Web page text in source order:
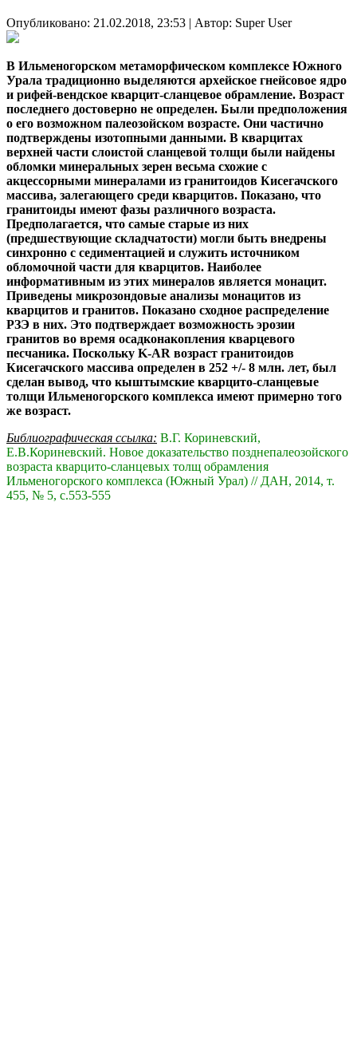
Опубликовано: 21.02.2018, 23:53 | Автор: Super User
В Ильменогорском метаморфическом комплексе Южного
Урала традиционно выделяются архейское гнейсовое ядро
и рифей-вендское кварцит-сланцевое обрамление. Возраст
последнего достоверно не определен. Были предположения
о его возможном палеозойском возрасте. Они частично
подтверждены изотопными данными. В кварцитах
верхней части слоистой сланцевой толщи были найдены
обломки минеральных зерен весьма схожие с
акцессорными минералами из гранитоидов Кисегачского
массива, залегающего среди кварцитов. Показано, что
гранитоиды имеют фазы различного возраста.
Предполагается, что самые старые из них
(предшествующие складчатости) могли быть внедрены
синхронно с седиментацией и служить источником
обломочной части для кварцитов. Наиболее
информативным из этих минералов является монацит.
Приведены микрозондовые анализы монацитов из
кварцитов и гранитов. Показано сходное распределение
РЗЭ в них. Это подтверждает возможность эрозии
гранитов во время осадконакопления кварцевого
песчаника. Поскольку K-AR возраст гранитоидов
Кисегачского массива определен в 252 +/- 8 млн. лет, был
сделан вывод, что кыштымские кварцито-сланцевые
толщи Ильменогорского комплекса имеют примерно того
же возраст.
Библиографическая ссылка: В.Г. Кориневский,
Е.В.Кориневский. Новое доказательство позднепалеозойского
возраста кварцито-сланцевых толщ обрамления
Ильменогорского комплекса (Южный Урал) // ДАН, 2014, т.
455, № 5, с.553-555